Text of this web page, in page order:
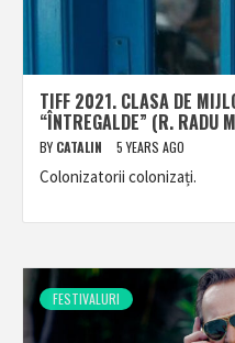
TIFF 2021. CLASA DE
“ÎNTREGALDE” (R. RADU
BY CATALIN 5 YEARS AGO
Colonizatorii colonizați.
FESTIVALURI